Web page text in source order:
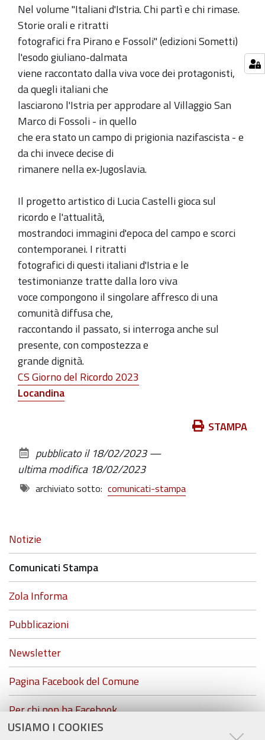
USIAMO I COOKIES
Nel volume "Italiani d'Istria. Chi partì e chi rimase.
Storie orali e ritratti
fotografici fra Pirano e Fossoli" (edizioni Sometti)
l'esodo giuliano-dalmata
viene raccontato dalla viva voce dei protagonisti,
da quegli italiani che
lasciarono l'Istria per approdare al Villaggio San
Marco di Fossoli - in quello
che era stato un campo di prigionia nazifascista - e
da chi invece decise di
rimanere nella ex-Jugoslavia.
Il progetto artistico di Lucia Castelli gioca sul
ricordo e l'attualità,
mostrandoci immagini d'epoca del campo e scorci
contemporanei. I ritratti
fotografici di questi italiani d'Istria e le
testimonianze tratte dalla loro viva
voce compongono il singolare affresco di una
comunità diffusa che,
raccontando il passato, si interroga anche sul
presente, con compostezza e
grande dignità.
CS Giorno del Ricordo 2023
Locandina
documento
STAMPA
pubblicato il 18/02/2023—
ultima modifica 18/02/2023
archiviato sotto: comunicati-stampa
Navigazione
Notizie
Comunicati Stampa
Zola Informa
Pubblicazioni
Newsletter
Pagina Facebook del Comune
Per chi non ha Facebook...